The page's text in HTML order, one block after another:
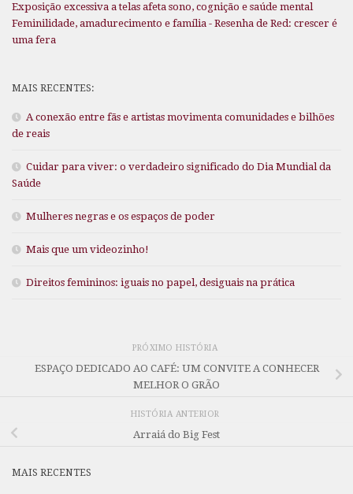
Exposição excessiva a telas afeta sono, cognição e saúde mental
Feminilidade, amadurecimento e família - Resenha de Red: crescer é
uma fera
MAIS RECENTES:
A conexão entre fãs e artistas movimenta comunidades e bilhões
de reais
Cuidar para viver: o verdadeiro significado do Dia Mundial da
Saúde
Mulheres negras e os espaços de poder
Mais que um videozinho!
Direitos femininos: iguais no papel, desiguais na prática
PRÓXIMO HISTÓRIA
ESPAÇO DEDICADO AO CAFÉ: UM CONVITE A CONHECER
MELHOR O GRÃO
HISTÓRIA ANTERIOR
Arraiá do Big Fest
MAIS RECENTES